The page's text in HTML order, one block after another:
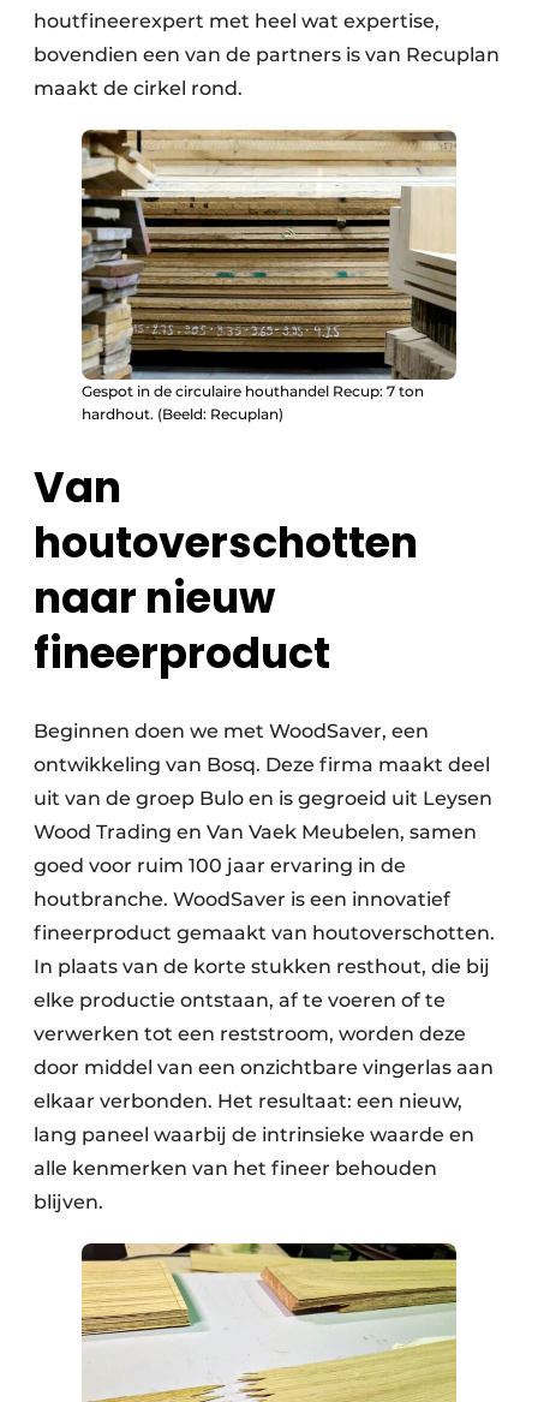
houtfineerexpert met heel wat expertise,
bovendien een van de partners is van Recuplan
maakt de cirkel rond.
Gespot in de circulaire houthandel Recup: 7 ton
hardhout. (Beeld: Recuplan)
Van
houtoverschotten
naar nieuw
fineerproduct
Beginnen doen we met WoodSaver, een
ontwikkeling van Bosq. Deze firma maakt deel
uit van de groep Bulo en is gegroeid uit Leysen
Wood Trading en Van Vaek Meubelen, samen
goed voor ruim 100 jaar ervaring in de
houtbranche. WoodSaver is een innovatief
fineerproduct gemaakt van houtoverschotten.
In plaats van de korte stukken resthout, die bij
elke productie ontstaan, af te voeren of te
verwerken tot een reststroom, worden deze
door middel van een onzichtbare vingerlas aan
elkaar verbonden. Het resultaat: een nieuw,
lang paneel waarbij de intrinsieke waarde en
alle kenmerken van het fineer behouden
blijven.